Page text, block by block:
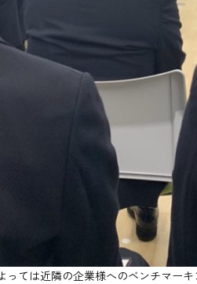
ては近隣の企業様へのベンチマーキ